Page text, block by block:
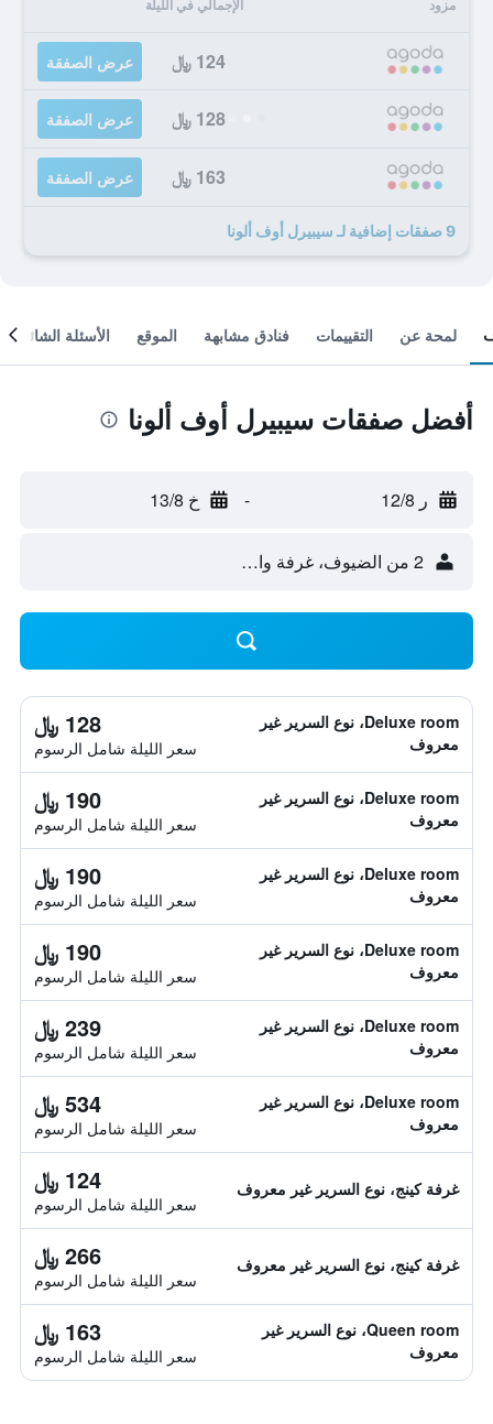
مزود الإجمالي في الليلة
124 ﷼ عرض الصفقة
128 ﷼ عرض الصفقة
163 ﷼ عرض الصفقة
9 صفقات إضافية لـ سيبيرل أوف ألونا
لمحة عن التقييمات فنادق مشابهة الموقع الأسئلة الشائعة
أفضل صفقات سيبيرل أوف ألونا
ر 12/8 - خ 13/8
2 من الضيوف، غرفة واحدة
Deluxe room، نوع السرير غير
معروف
128 ﷼
سعر الليلة شامل الرسوم
Deluxe room، نوع السرير غير
معروف
190 ﷼
سعر الليلة شامل الرسوم
Deluxe room، نوع السرير غير
معروف
190 ﷼
سعر الليلة شامل الرسوم
Deluxe room، نوع السرير غير
معروف
190 ﷼
سعر الليلة شامل الرسوم
Deluxe room، نوع السرير غير
معروف
239 ﷼
سعر الليلة شامل الرسوم
Deluxe room، نوع السرير غير
معروف
534 ﷼
سعر الليلة شامل الرسوم
غرفة كينج، نوع السرير غير معروف 124 ﷼
سعر الليلة شامل الرسوم
غرفة كينج، نوع السرير غير معروف 266 ﷼
سعر الليلة شامل الرسوم
Queen room، نوع السرير غير
معروف
163 ﷼
سعر الليلة شامل الرسوم